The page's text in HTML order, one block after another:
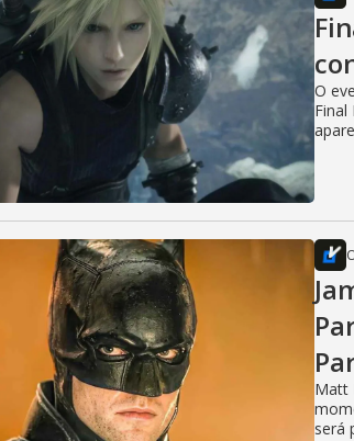
O
Final
Matt
será